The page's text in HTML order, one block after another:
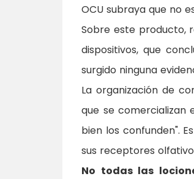
OCU subraya que no
Sobre este producto,
dispositivos, que
surgido ninguna
La organización de
que se comercializan
bien los confunden".
sus receptores
No todas las